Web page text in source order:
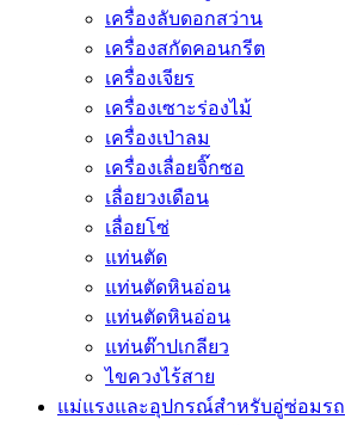
เครื่องลับดอกสว่าน
เครื่องสกัดคอนกรีต
เครื่องเจียร
เครื่องเซาะร่องไม้
เครื่องเป่าลม
เครื่องเลื่อยจิ๊กซอ
เลื่อยวงเดือน
เลื่อยโซ่
แท่นตัด
แท่นตัดหินอ่อน
แท่นตัดหินอ่อน
แท่นต๊าปเกลียว
ไขควงไร้สาย
แม่แรงและอุปกรณ์สำหรับอู่ซ่อมรถ